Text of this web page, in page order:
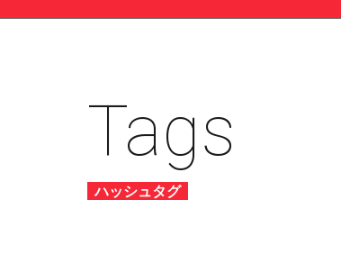
対抗ソフトテニス選手権大会結果について
Tags
ハッシュタグ